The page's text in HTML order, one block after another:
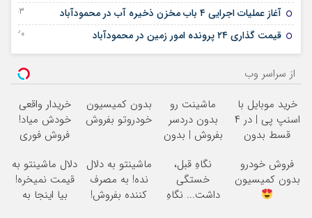
آغاز عملیات اجرایی ۴ باب مخزن ذخیره آب در محمودآباد 03 دسامبر 2024
قیمت گذاری ۲۴ پرونده امور زمین در محمودآباد 20 دسامبر 2023
از سراسر وب
خرید موبایل با
اسنپ پی | در ۴
قسط بدون
ماشینت رو
بدون دردسر
بفروش | بدون
بدون کمیسیون
خودروتو بفروش
خریدار واقعی
خودش میاد!
فروش فوری
مکانیک
فروش خودرو
بدون کمیسیون
نگاهِ قبل،
خستگی
داشت... نگاهِ
ماشینتو به دلال
نده! به مصرف
کننده بفروش!
دلال ماشینتو به
قیمت نمیخره!
بیا اینجا به